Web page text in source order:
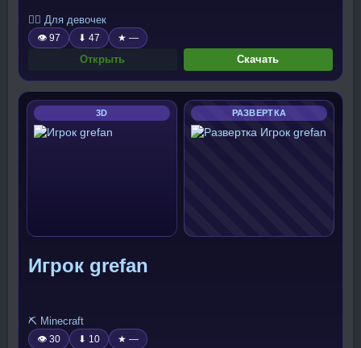
🧍‍♀️ Для девочек
👁 97 ⬇ 47 ★ —
Открыть Скачать
3D РАЗВЕРТКА
Игрок grefan
⛏️ Minecraft
👁 30 ⬇ 10 ★ —